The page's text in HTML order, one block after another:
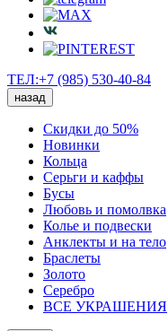
ТЕЛ:+7 (985) 530-40-84
назад
Скидки до 50%
Новинки
Кольца
Серьги и каффы
Бусы
Любовь и помолвка
Колье и подвески
Анклекты и на тело
Браслеты
Золото
Серебро
ВСЕ УКРАШЕНИЯ